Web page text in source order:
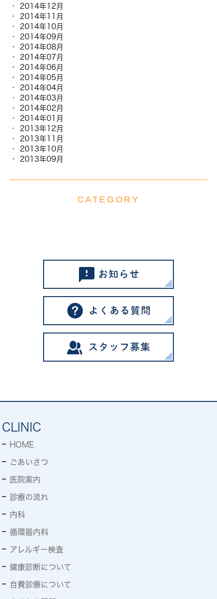
2014年12月
2014年11月
2014年10月
2014年09月
2014年08月
2014年07月
2014年06月
2014年05月
2014年04月
2014年03月
2014年02月
2014年01月
2013年12月
2013年11月
2013年10月
2013年09月
CATEGORY
CLINIC
HOME
ごあいさつ
医院案内
診療の流れ
内科
循環器内科
アレルギー検査
健康診断について
自費診療について